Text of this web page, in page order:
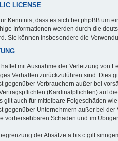
LICENSE
Kenntnis, dass es sich bei phpBB um
Informationen werden durch die
Sie können insbesondere die
haftet mit Ausnahme der Verletzung von
Verhalten zurückzuführen sind. Dies
gegenüber Verbrauchern außer bei
(Kardinalpflichten) auf
gilt auch für mittelbare Folgeschäden
gegenüber Unternehmern außer bei
vorhersehbaren Schäden und im
der Absätze a bis c gilt